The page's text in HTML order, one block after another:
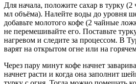
Для начала, положите сахар в турку
мл объёма). Налейте воды до уровня
добавьте молотого кофе (2 чайные
не перемешивайте его. Поставьте
нагревом и следите за процессом. В
варят на открытом огне или на
Через пару минут кофе начнет
начнет расти и когда она заполнит